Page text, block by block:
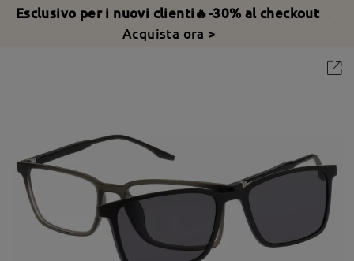
Esclusivo per i nuovi clienti🔥-30% al checkout
Acquista ora >